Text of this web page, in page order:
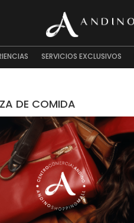
SERVICIOS EXCLUSIVOS
DE COMIDA